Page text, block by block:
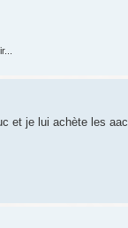
et je lui achète les aac